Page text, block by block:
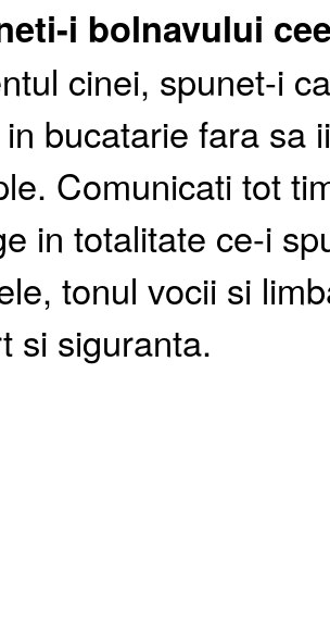
i bolnavului
cinei, spunet-i
bucatarie fara sa
Comunicati tot
in totalitate ce-i
tonul vocii si
si siguranta.